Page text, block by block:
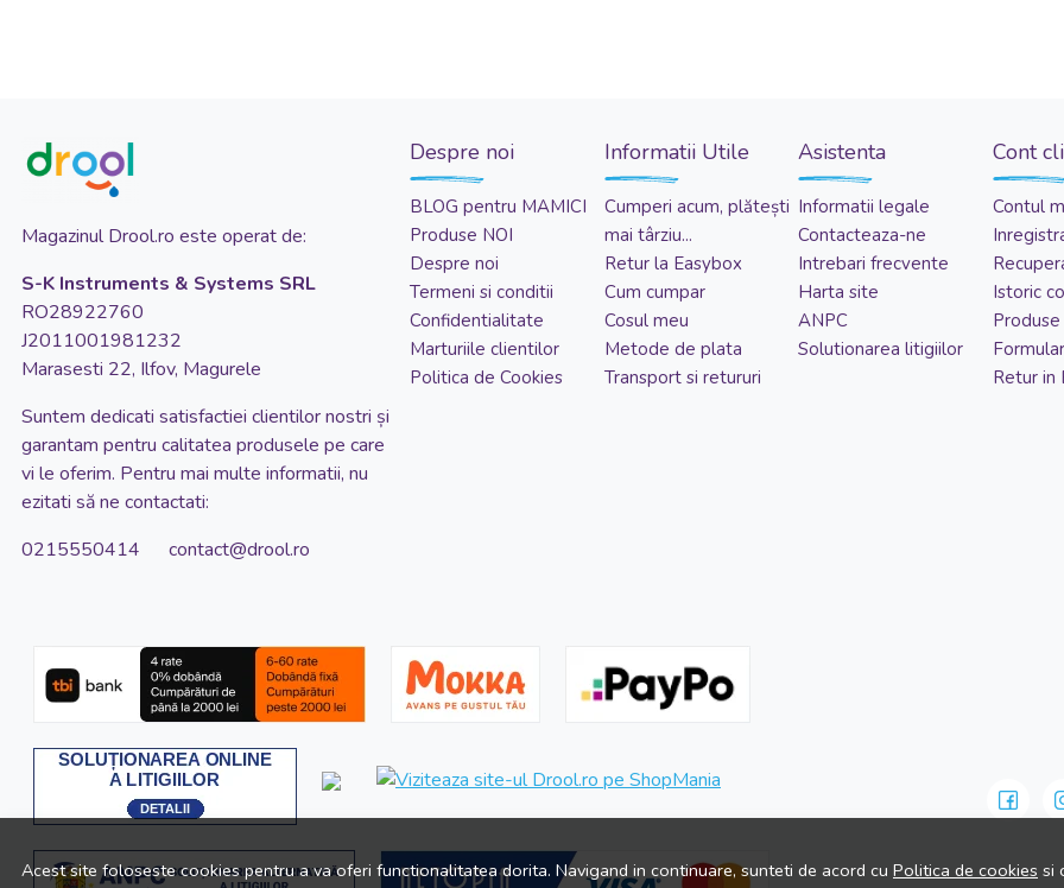
40x13.5x26 cm
43x18x31 cm
44x37 cm
52x27 cm
60x30 cm
62x44 cm
65x30 cm
66x24 cm
66x96 cm
7x11 cm
85x55 cm
90x110 cm
Acest site foloseste cookies pentru a va oferi functionalitatea dorita. Navigand in continuare, sunteti de acord cu Politica de cookies si
Magazinul Drool.ro este operat de:
S-K Instruments & Systems SRL
RO28922760
J2011001981232
Marasesti 22, Ilfov, Magurele
Suntem dedicati satisfactiei clientilor nostri și
garantam pentru calitatea produsele pe care
vi le oferim. Pentru mai multe informatii, nu
ezitati să ne contactati:
0215550414 contact@drool.ro
Despre noi
BLOG pentru MAMICI
Produse NOI
Despre noi
Termeni si conditii
Confidentialitate
Marturiile clientilor
Politica de Cookies
Informatii Utile
Cumperi acum, plătești
mai târziu...
Retur la Easybox
Cum cumpar
Cosul meu
Metode de plata
Transport si retururi
Asistenta
Informatii legale
Contacteaza-ne
Intrebari frecvente
Harta site
ANPC
Solutionarea litigiilor
Cont
Contul
Istoric
Retur in